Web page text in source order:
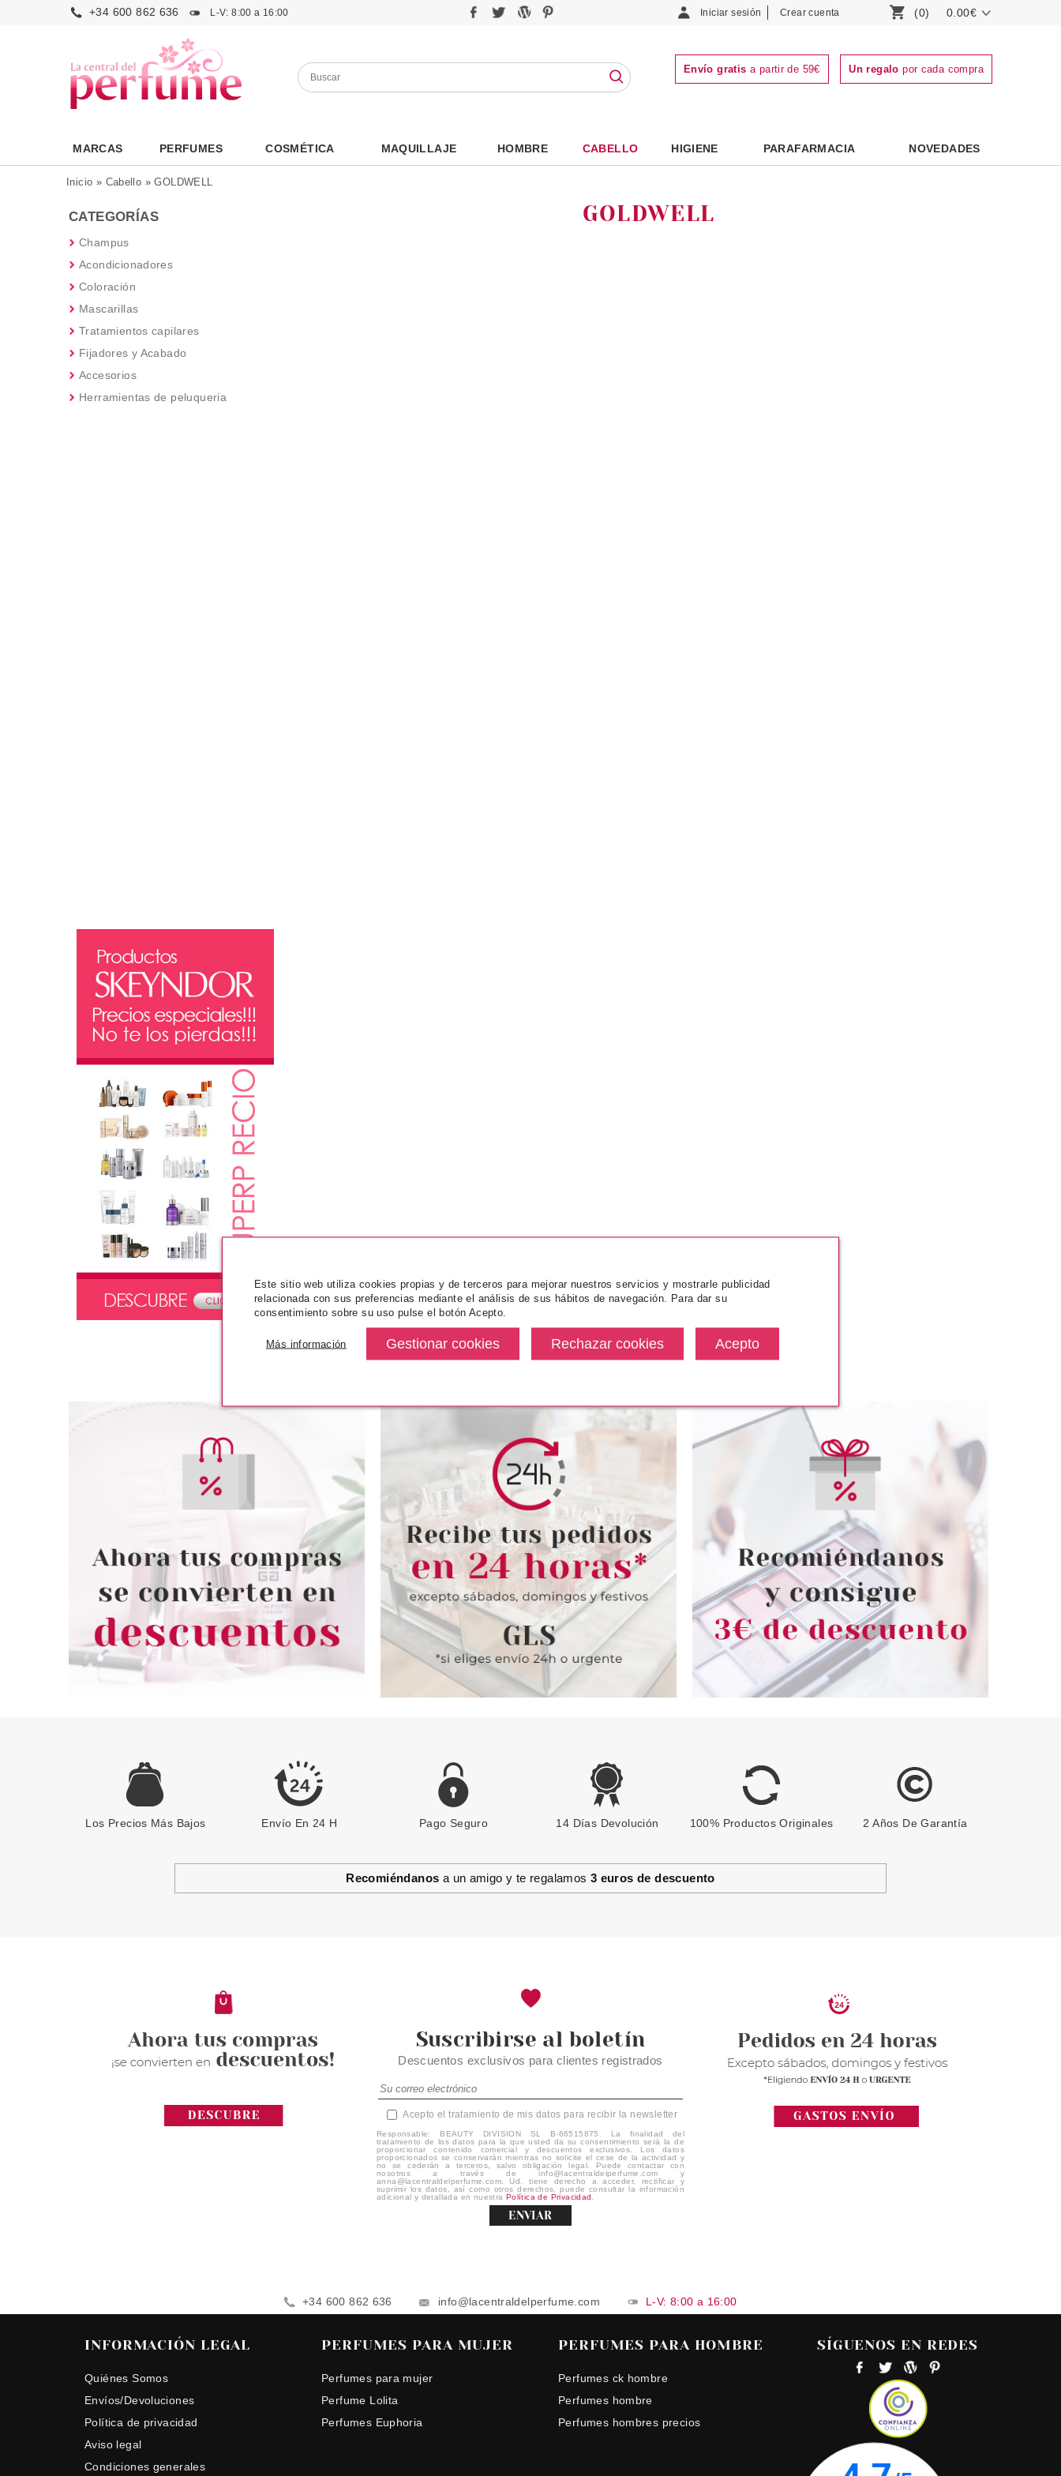
+34 600 862 636 L-V: 8:00 a 16:00 Iniciar sesión Crear cuenta (0) 0.00€
Envío gratis a partir de 59€ Un regalo por cada compra
MARCAS PERFUMES COSMÉTICA MAQUILLAJE HOMBRE CABELLO HIGIENE PARAFARMACIA NOVEDADES
Inicio » Cabello »GOLDWELL
CATEGORÍAS
Champus
Acondicionadores
Coloración
Mascarillas
Tratamientos capilares
Fijadores y Acabado
Accesorios
Herramientas de peluqueria
GOLDWELL
Los Precios Más Bajos Envío En 24 H Pago Seguro 14 Días Devolución 100% Productos Originales 2 Años De Garantía
Recomiéndanos a un amigo y te regalamos 3 euros de descuento
Suscribirse al boletín
Descuentos exclusivos para clientes registrados
Acepto el tratamiento de mis datos para recibir la newsletter
Responsable: BEAUTY DIVISION SL B-66515875. La finalidad del
tratamiento de los datos para la que usted da su consentimiento será la de
proporcionar contenido comercial y descuentos exclusivos. Los datos
proporcionados se conservarán mientras no solicite el cese de la actividad y
no se cederán a terceros, salvo obligación legal. Puede contactar con
nosotros a través de info@lacentraldelperfume.com y
anna@lacentraldelperfume.com. Ud. tiene derecho a acceder, rectificar y
suprimir los datos, así como otros derechos, puede consultar la información
adicional y detallada en nuestra Política de Privacidad
ENVIAR
+34 600 862 636 info@lacentraldelperfume.com L-V: 8:00 a 16:00
INFORMACIÓN LEGAL
Quiénes Somos
Envíos/Devoluciones
Política de privacidad
Aviso legal
Condiciones generales
PERFUMES PARA MUJER
Perfumes para mujer
Perfume Lolita
Perfumes Euphoria
PERFUMES PARA HOMBRE
Perfumes ck hombre
Perfumes hombre
Perfumes hombres precios
SÍGUENOS EN REDES
Este sitio web utiliza cookies propias y de terceros para mejorar nuestros servicios y mostrarle publicidad
relacionada con sus preferencias mediante el análisis de sus hábitos de navegación. Para dar su
consentimiento sobre su uso pulse el botón Acepto.
Más información